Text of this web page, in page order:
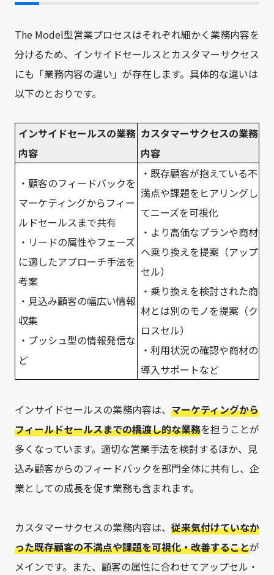
The Model型営業プロセスはそれぞれ細かく業務内容を
分けるため、インサイドセールスとカスタマーサクセス
にも「業務内容の違い」が存在します。具体的な違いは
以下のとおりです。
インサイドセールスの業務
内容
カスタマーサクセスの業務
内容
・顧客のフィードバックを
マーケティングからフィー
ルドセールスまで共有
・リードの属性やフェーズ
に適したアプローチ手法を
考案
・見込み顧客の幅広い情報
収集
・プッシュ型の情報発信な
ど
・既存顧客が抱えている不
満点や課題をヒアリングし
てニーズを可視化
・より高価なプランや商材
へ乗り換えを提案（アップ
セル）
・乗り換えを検討された商
材とは別のモノを提案（ク
ロスセル）
・利用状況の確認や商材の
導入サポートなど
インサイドセールスの業務内容は、 マーケティングから
フィールドセールスまでの橋渡し的な業務を担うことが
多くなっています。適切な営業手法を検討するほか、見
込み顧客からのフィードバックを部門全体に共有し、企
業としての成長を促す業務も含まれます。
カスタマーサクセスの業務内容は、 従来気付けていなか
った既存顧客の不満点や課題を可視化・改善することが
メインです。また、顧客の属性に合わせてアップセル・